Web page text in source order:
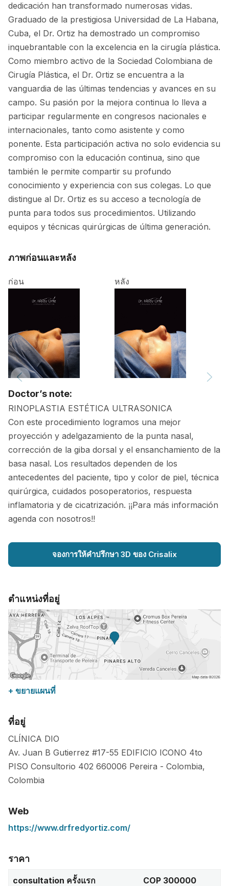
dedicación han transformado numerosas vidas.
Graduado de la prestigiosa Universidad de La Habana,
Cuba, el Dr. Ortiz ha demostrado un compromiso
inquebrantable con la excelencia en la cirugía plástica.
Como miembro activo de la Sociedad Colombiana de
Cirugía Plástica, el Dr. Ortiz se encuentra a la
vanguardia de las últimas tendencias y avances en su
campo. Su pasión por la mejora continua lo lleva a
participar regularmente en congresos nacionales e
internacionales, tanto como asistente y como
ponente. Esta participación activa no solo evidencia su
compromiso con la educación continua, sino que
también le permite compartir su profundo
conocimiento y experiencia con sus colegas. Lo que
distingue al Dr. Ortiz es su acceso a tecnología de
punta para todos sus procedimientos. Utilizando
equipos y técnicas quirúrgicas de última generación.
ภาพก่อนและหลัง
ก่อน หลัง
Doctor’s note:
RINOPLASTIA ESTÉTICA ULTRASONICA
Con este procedimiento logramos una mejor
proyección y adelgazamiento de la punta nasal,
corrección de la giba dorsal y el ensanchamiento de la
basa nasal. Los resultados dependen de los
antecedentes del paciente, tipo y color de piel, técnica
quirúrgica, cuidados posoperatorios, respuesta
inflamatoria y de cicatrización. ¡¡Para más información
agenda con nosotros!!
จองการให้คำปรึกษา 3D ของ Crisalix
ตำแหน่งที่อยู่
+ ขยายแผนที่
ที่อยู่
CLÍNICA DIO
Av. Juan B Gutierrez #17-55 EDIFICIO ICONO 4to
PISO Consultorio 402 660006 Pereira - Colombia,
Colombia
Web
https://www.drfredyortiz.com/
ราคา
consultation ครั้งแรก COP 300000